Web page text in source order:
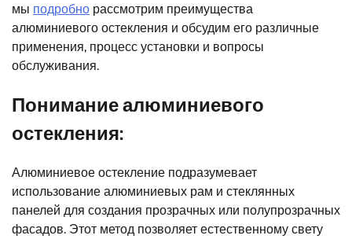
мы подробно рассмотрим преимущества
алюминиевого остекления и обсудим его различные
применения, процесс установки и вопросы
обслуживания.
Понимание алюминиевого
остекления:
Алюминиевое остекление подразумевает
использование алюминиевых рам и стеклянных
панелей для создания прозрачных или полупрозрачных
фасадов. Этот метод позволяет естественному свету